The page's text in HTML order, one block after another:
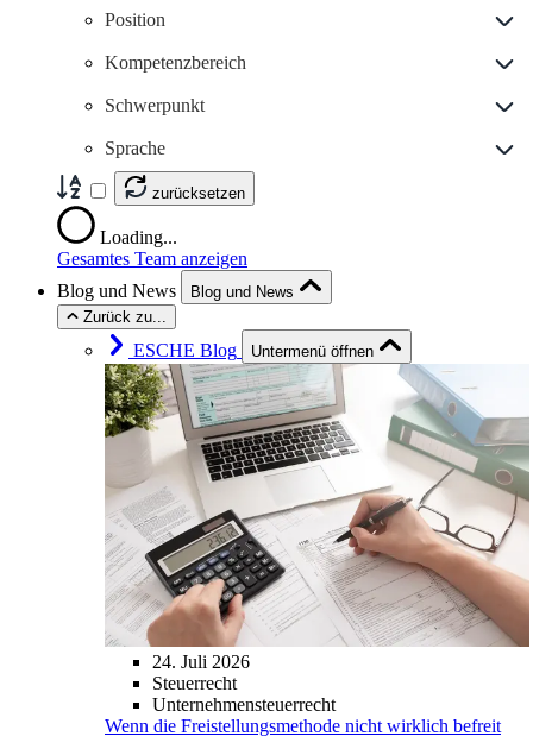
Position
Kompetenzbereich
Schwerpunkt
Sprache
zurücksetzen
Loading...
Gesamtes Team anzeigen
Blog und News
Blog und News
Zurück zu...
ESCHE Blog Untermenü öffnen
24. Juli 2026
Steuerrecht
Unternehmensteuerrecht
Wenn die Freistellungsmethode nicht wirklich befreit